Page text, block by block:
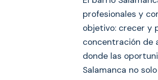
profesionales y
objetivo: crecer y
concentración de
donde las
Salamanca no